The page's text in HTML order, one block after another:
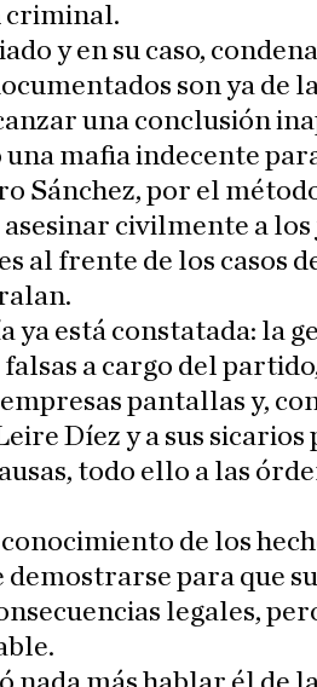
criminal.
y en su caso,
son ya de
una conclusión
mafia indecente
Sánchez, por el
civilmente a los
al frente de los casos
ya está constatada: la
a cargo del
pantallas y,
Díez y a sus sicarios
todo ello a las
de los
demostrarse para que
legales,